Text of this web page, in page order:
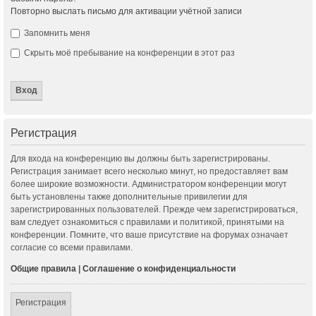
Повторно выслать письмо для активации учётной записи
Запомнить меня
Скрыть моё пребывание на конференции в этот раз
Регистрация
Для входа на конференцию вы должны быть зарегистрированы.
Регистрация занимает всего несколько минут, но предоставляет вам
более широкие возможности. Администратором конференции могут
быть установлены также дополнительные привилегии для
зарегистрированных пользователей. Прежде чем зарегистрироваться,
вам следует ознакомиться с правилами и политикой, принятыми на
конференции. Помните, что ваше присутствие на форумах означает
согласие со всеми правилами.
Общие правила | Соглашение о конфиденциальности
Регистрация